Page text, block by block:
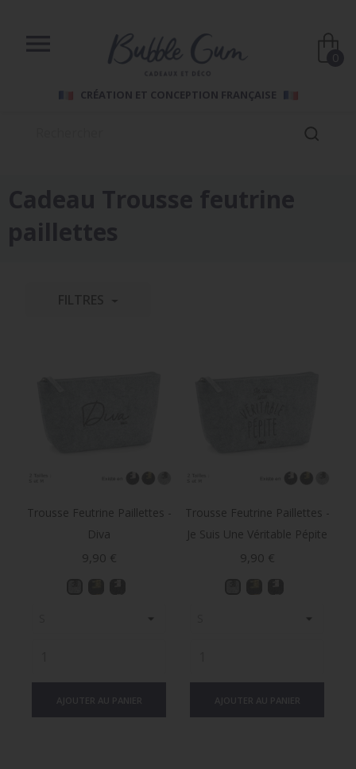
 0
CRÉATION ET CONCEPTION FRANÇAISE
Trousse Feutrine Paillettes -
Diva
Prix
9,90 €
Trousse Feutrine Paillettes -
Je Suis Une Véritable Pépite
Prix
9,90 €